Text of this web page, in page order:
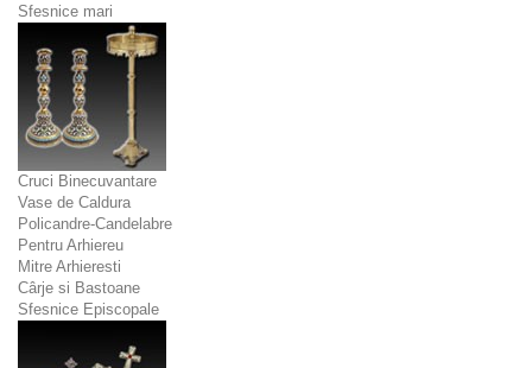
Sfesnice mari
Cruci Binecuvantare
Vase de Caldura
Policandre-Candelabre
Pentru Arhiereu
Mitre Arhieresti
Cârje si Bastoane
Sfesnice Episcopale